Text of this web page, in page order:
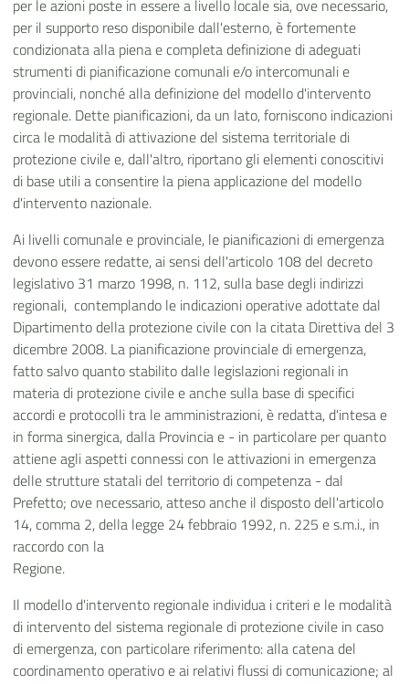
per le azioni poste in essere a livello locale sia, ove necessario,
per il supporto reso disponibile dall'esterno, è fortemente
condizionata alla piena e completa definizione di adeguati
strumenti di pianificazione comunali e/o intercomunali e
provinciali, nonché alla definizione del modello d'intervento
regionale. Dette pianificazioni, da un lato, forniscono indicazioni
circa le modalità di attivazione del sistema territoriale di
protezione civile e, dall'altro, riportano gli elementi conoscitivi
di base utili a consentire la piena applicazione del modello
d'intervento nazionale.
Ai livelli comunale e provinciale, le pianificazioni di emergenza
devono essere redatte, ai sensi dell'articolo 108 del decreto
legislativo 31 marzo 1998, n. 112, sulla base degli indirizzi
regionali, contemplando le indicazioni operative adottate dal
Dipartimento della protezione civile con la citata Direttiva del 3
dicembre 2008. La pianificazione provinciale di emergenza,
fatto salvo quanto stabilito dalle legislazioni regionali in
materia di protezione civile e anche sulla base di specifici
accordi e protocolli tra le amministrazioni, è redatta, d'intesa e
in forma sinergica, dalla Provincia e - in particolare per quanto
attiene agli aspetti connessi con le attivazioni in emergenza
delle strutture statali del territorio di competenza - dal
Prefetto; ove necessario, atteso anche il disposto dell'articolo
14, comma 2, della legge 24 febbraio 1992, n. 225 e s.m.i., in
raccordo con la
Regione.
Il modello d'intervento regionale individua i criteri e le modalità
di intervento del sistema regionale di protezione civile in caso
di emergenza, con particolare riferimento: alla catena del
coordinamento operativo e ai relativi flussi di comunicazione; al